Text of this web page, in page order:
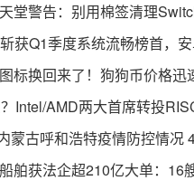
堂警告：别用棉签清理
获Q1季度系统流畅榜首，
标换回来了！狗狗币价格迅
Intel/AMD两大首席转投
蒙古呼和浩特疫情防控情况
舶获法企超210亿大单：16